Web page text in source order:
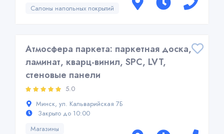
Салоны напольных покрытий
Атмосфера паркета: паркетная доска,
ламинат, кварц-винил, SPC, LVT,
стеновые панели
5.0
Минск, ул. Кальварийская 7Б
Закрыто до 10:00
Магазины